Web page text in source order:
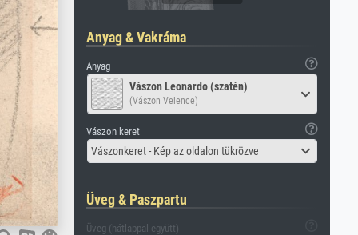
Anyag & Vakráma
Anyag
Vászon Leonardo (szatén)
(Vászon Velence)
Vászon keret
Vászonkeret - Kép az oldalon tükrözve
Üveg & Paszpartu
Üveg (hátlappal együtt)